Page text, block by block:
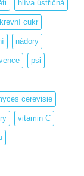
hlíva ústřičná
krevní cukr
nádory
psi
cerevisie
vitamin C